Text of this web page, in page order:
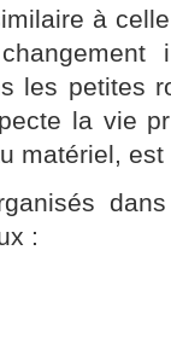
à
les petites
la vie
matériel,
: